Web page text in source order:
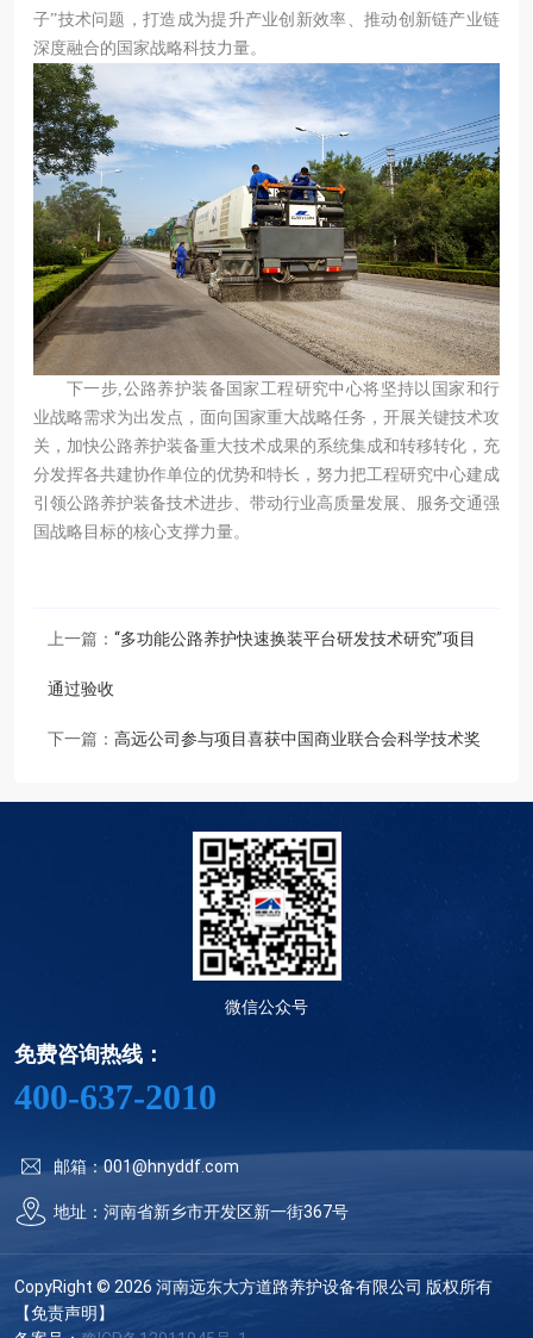
子”技术问题，打造成为提升产业创新效率、推动创新链产业链
深度融合的国家战略科技力量。
下一步,公路养护装备国家工程研究中心将坚持以国家和行
业战略需求为出发点，面向国家重大战略任务，开展关键技术攻
关，加快公路养护装备重大技术成果的系统集成和转移转化，充
分发挥各共建协作单位的优势和特长，努力把工程研究中心建成
引领公路养护装备技术进步、带动行业高质量发展、服务交通强
国战略目标的核心支撑力量。
上一篇： “多功能公路养护快速换装平台研发技术研究”项目
通过验收
下一篇： 高远公司参与项目喜获中国商业联合会科学技术奖
微信公众号
免费咨询热线：
400-637-2010
邮箱：001@hnyddf.com
地址：河南省新乡市开发区新一街367号
CopyRight © 2026 河南远东大方道路养护设备有限公司 版权所有
【免责声明】